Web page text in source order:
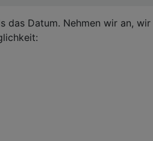
das Datum. Nehmen wir an, wir